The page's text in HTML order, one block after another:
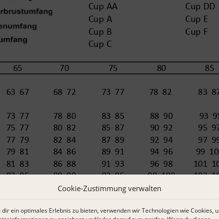
Cookie-Zustimmung verwalten
dir ein optimales Erlebnis zu bieten, verwenden wir Technologien wie Cookies,